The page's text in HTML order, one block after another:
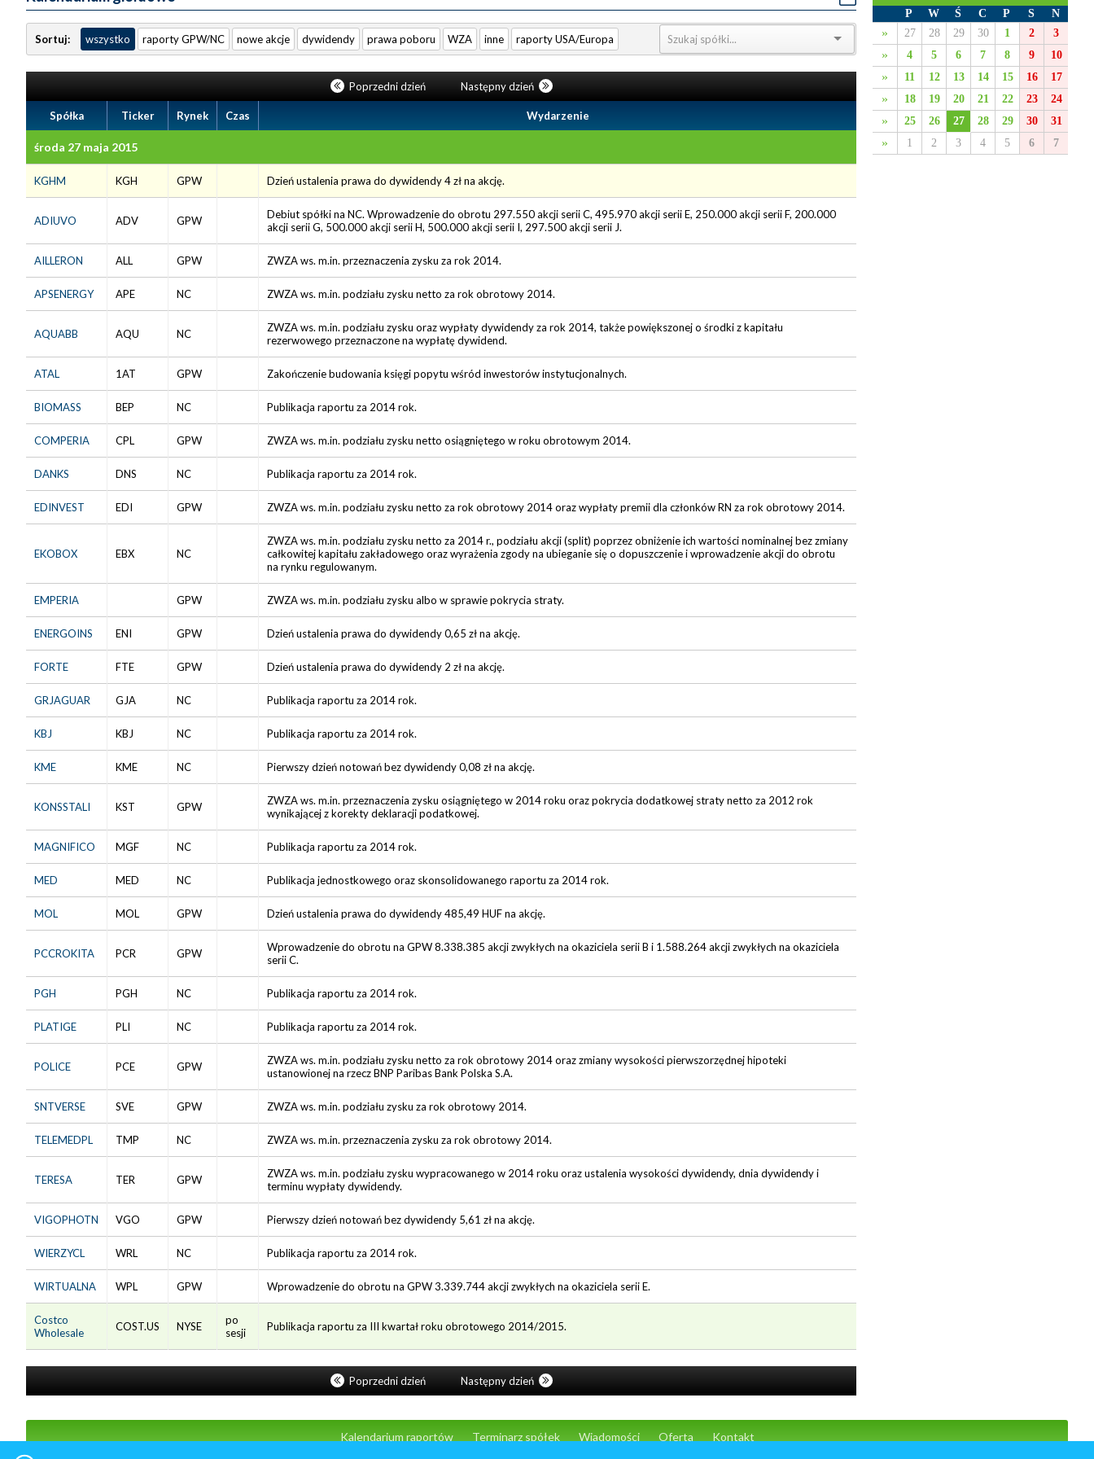
Sortuj: wszystko raporty GPW/NC nowe akcje dywidendy prawa poboru WZA inne raporty USA/Europa
Poprzedni dzień Następny dzień
Spółka Ticker Rynek Czas Wydarzenie
środa 27 maja 2015
KGHM KGH GPW Dzień ustalenia prawa do dywidendy 4 zł na akcję.
ADIUVO ADV GPW
Debiut spółki na NC. Wprowadzenie do obrotu 297.550 akcji serii C, 495.970 akcji serii E, 250.000 akcji serii F, 200.000
akcji serii G, 500.000 akcji serii H, 500.000 akcji serii I, 297.500 akcji serii J.
AILLERON ALL GPW ZWZA ws. m.in. przeznaczenia zysku za rok 2014.
APSENERGY APE NC ZWZA ws. m.in. podziału zysku netto za rok obrotowy 2014.
AQUABB AQU NC
ZWZA ws. m.in. podziału zysku oraz wypłaty dywidendy za rok 2014, także powiększonej o środki z kapitału
rezerwowego przeznaczone na wypłatę dywidend.
ATAL 1AT GPW Zakończenie budowania księgi popytu wśród inwestorów instytucjonalnych.
BIOMASS BEP NC Publikacja raportu za 2014 rok.
COMPERIA CPL GPW ZWZA ws. m.in. podziału zysku netto osiągniętego w roku obrotowym 2014.
DANKS DNS NC Publikacja raportu za 2014 rok.
EDINVEST EDI GPW ZWZA ws. m.in. podziału zysku netto za rok obrotowy 2014 oraz wypłaty premii dla członków RN za rok obrotowy 2014.
EKOBOX EBX NC
ZWZA ws. m.in. podziału zysku netto za 2014 r., podziału akcji (split) poprzez obniżenie ich wartości nominalnej bez zmiany
całkowitej kapitału zakładowego oraz wyrażenia zgody na ubieganie się o dopuszczenie i wprowadzenie akcji do obrotu
na rynku regulowanym.
EMPERIA GPW ZWZA ws. m.in. podziału zysku albo w sprawie pokrycia straty.
ENERGOINS ENI GPW Dzień ustalenia prawa do dywidendy 0,65 zł na akcję.
FORTE FTE GPW Dzień ustalenia prawa do dywidendy 2 zł na akcję.
GRJAGUAR GJA NC Publikacja raportu za 2014 rok.
KBJ KBJ NC Publikacja raportu za 2014 rok.
KME KME NC Pierwszy dzień notowań bez dywidendy 0,08 zł na akcję.
KONSSTALI KST GPW
ZWZA ws. m.in. przeznaczenia zysku osiągniętego w 2014 roku oraz pokrycia dodatkowej straty netto za 2012 rok
wynikającej z korekty deklaracji podatkowej.
MAGNIFICO MGF NC Publikacja raportu za 2014 rok.
MED MED NC Publikacja jednostkowego oraz skonsolidowanego raportu za 2014 rok.
MOL MOL GPW Dzień ustalenia prawa do dywidendy 485,49 HUF na akcję.
PCCROKITA PCR GPW
Wprowadzenie do obrotu na GPW 8.338.385 akcji zwykłych na okaziciela serii B i 1.588.264 akcji zwykłych na okaziciela
serii C.
PGH PGH NC Publikacja raportu za 2014 rok.
PLATIGE PLI NC Publikacja raportu za 2014 rok.
POLICE PCE GPW
ZWZA ws. m.in. podziału zysku netto za rok obrotowy 2014 oraz zmiany wysokości pierwszorzędnej hipoteki
ustanowionej na rzecz BNP Paribas Bank Polska S.A.
SNTVERSE SVE GPW ZWZA ws. m.in. podziału zysku za rok obrotowy 2014.
TELEMEDPL TMP NC ZWZA ws. m.in. przeznaczenia zysku za rok obrotowy 2014.
TERESA TER GPW
ZWZA ws. m.in. podziału zysku wypracowanego w 2014 roku oraz ustalenia wysokości dywidendy, dnia dywidendy i
terminu wypłaty dywidendy.
VIGOPHOTN VGO GPW Pierwszy dzień notowań bez dywidendy 5,61 zł na akcję.
WIERZYCL WRL NC Publikacja raportu za 2014 rok.
WIRTUALNA WPL GPW Wprowadzenie do obrotu na GPW 3.339.744 akcji zwykłych na okaziciela serii E.
Costco
Wholesale
COST.US NYSE
po
sesji
Publikacja raportu za III kwartał roku obrotowego 2014/2015.
Poprzedni dzień Następny dzień
» 27 28 29 30 1 2 3
» 4 5 6 7 8 9 10
» 11 12 13 14 15 16 17
» 18 19 20 21 22 23 24
» 25 26 27 28 29 30 31
» 1 2 3 4 5 6 7
P W Ś C P S N
Kalendarium raportów Terminarz spółek Wiadomości Oferta Kontakt